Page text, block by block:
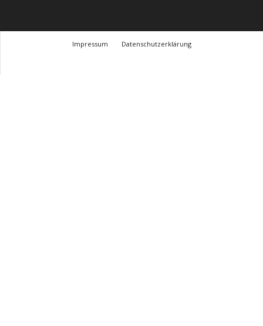
Impressum
Datenschutzerklärung